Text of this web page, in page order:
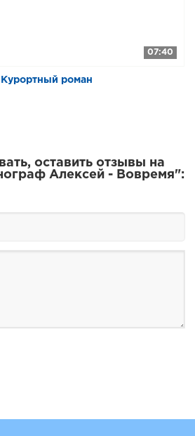
07:40
роман
оставить отзывы на
Алексей - Вовремя":